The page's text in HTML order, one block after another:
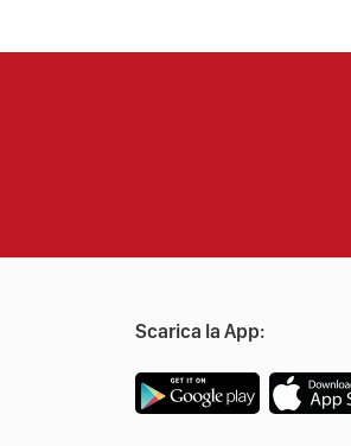
Scarica la App: